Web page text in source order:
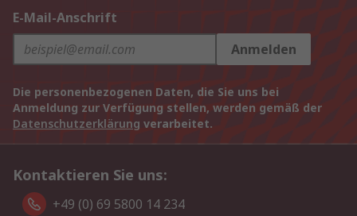
E-Mail-Anschrift
Anmelden
Die personenbezogenen Daten, die Sie uns bei
Anmeldung zur Verfügung stellen, werden gemäß der
Datenschutzerklärung verarbeitet.
Kontaktieren Sie uns:
+49 (0) 69 5800 14 234